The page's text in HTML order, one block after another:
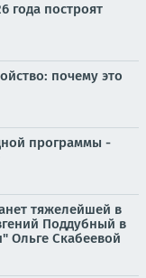
года построят
почему это
программы -
тяжелейшей в
Поддубный в
Ольге Скабеевой